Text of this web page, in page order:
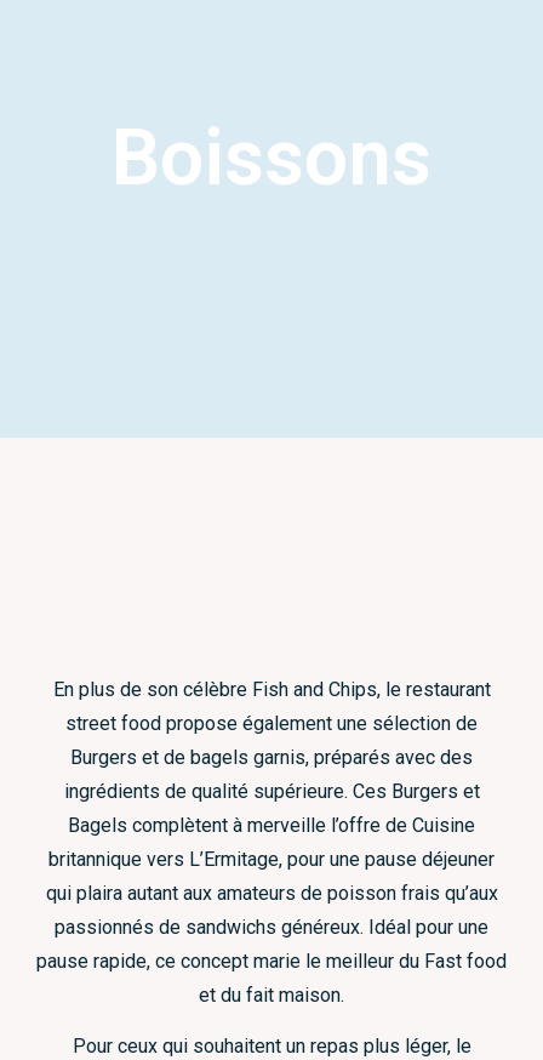
Boissons
En plus de son célèbre Fish and Chips, le restaurant
street food propose également une sélection de
Burgers et de bagels garnis, préparés avec des
ingrédients de qualité supérieure. Ces Burgers et
Bagels complètent à merveille l’offre de Cuisine
britannique vers L’Ermitage, pour une pause déjeuner
qui plaira autant aux amateurs de poisson frais qu’aux
passionnés de sandwichs généreux. Idéal pour une
pause rapide, ce concept marie le meilleur du Fast food
et du fait maison.
Pour ceux qui souhaitent un repas plus léger, le